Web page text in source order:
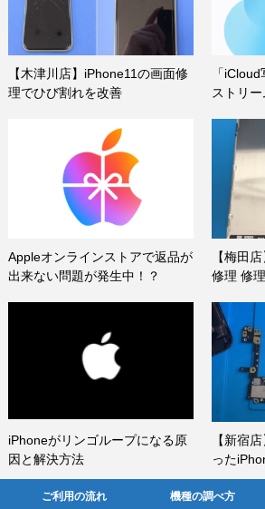
【木津川店】iPhone11の画面修
理でひび割れを改善
「
ストリ
Appleオンラインストアで返品が
出来ない問題が発生中！？
【梅田
修理 修
iPhoneがリンゴループになる原
因と解決方法
【新宿
った
ご利用の流れ 機種の調べ方